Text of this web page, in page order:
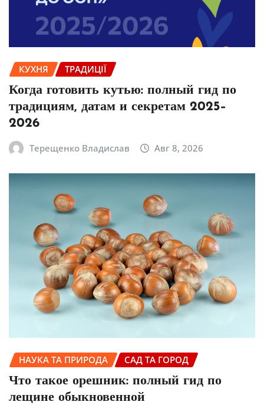
КУХНЯ ТРАДИЦІЇ
Когда готовить кутью: полный гид по
традициям, датам и секретам 2025–
2026
Терещенко Владислав Авг 8, 2026
НАУКА ТА ПРИРОДА САД ТА ГОРОД
Что такое орешник: полный гид по
лещине обыкновенной